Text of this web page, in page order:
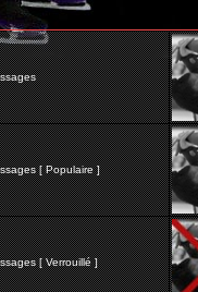
[ Populaire ]
[ Verrouillé ]